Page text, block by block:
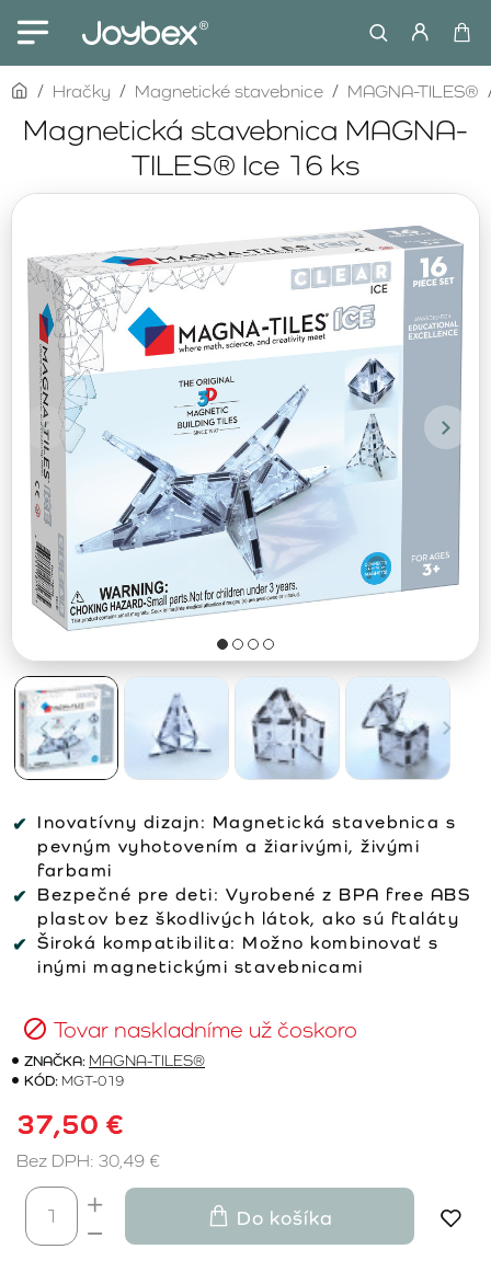
Magnetická stavebnica MAGNA-
TILES® Ice 16 ks
homeHračky Magnetické stavebnice MAGNA-TILES®
Inovatívny dizajn: Magnetická stavebnica s
pevným vyhotovením a žiarivými, živými
farbami
Bezpečné pre deti: Vyrobené z BPA free ABS
plastov bez škodlivých látok, ako sú ftaláty
Široká kompatibilita: Možno kombinovať s
inými magnetickými stavebnicami
Tovar naskladníme už čoskoro
ZNAČKA: MAGNA-TILES®
KÓD: MGT-019
37,50 €
Bez DPH: 30,49 €
Do košíka